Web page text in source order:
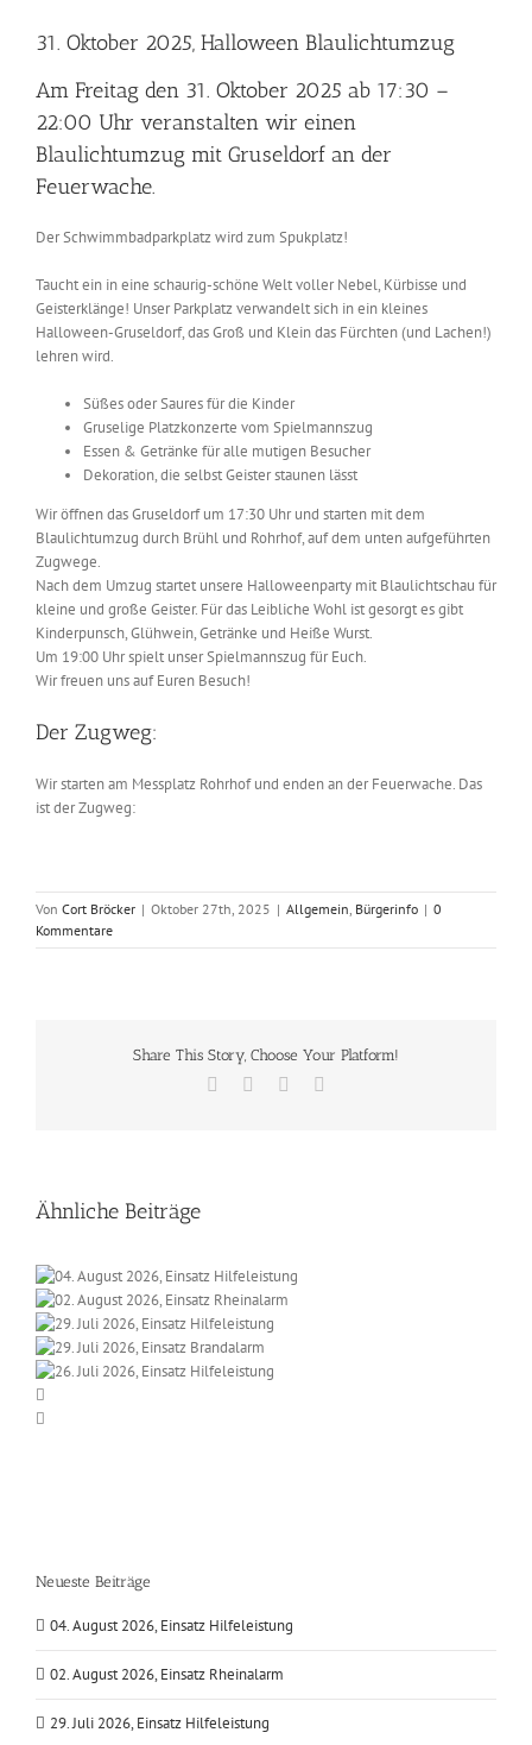
Bild
31. Oktober 2025, Halloween Blaulichtumzug
Am Freitag den 31. Oktober 2025 ab 17:30 –
22:00 Uhr veranstalten wir einen
Blaulichtumzug mit Gruseldorf an der
Feuerwache.
Der Schwimmbadparkplatz wird zum Spukplatz!
Taucht ein in eine schaurig-schöne Welt voller Nebel, Kürbisse und
Geisterklänge! Unser Parkplatz verwandelt sich in ein kleines
Halloween-Gruseldorf, das Groß und Klein das Fürchten (und Lachen!)
lehren wird.
Süßes oder Saures für die Kinder
Gruselige Platzkonzerte vom Spielmannszug
Essen & Getränke für alle mutigen Besucher
Dekoration, die selbst Geister staunen lässt
Wir öffnen das Gruseldorf um 17:30 Uhr und starten mit dem
Blaulichtumzug durch Brühl und Rohrhof, auf dem unten aufgeführten
Zugwege.
Nach dem Umzug startet unsere Halloweenparty mit Blaulichtschau für
kleine und große Geister. Für das Leibliche Wohl ist gesorgt es gibt
Kinderpunsch, Glühwein, Getränke und Heiße Wurst.
Um 19:00 Uhr spielt unser Spielmannszug für Euch.
Wir freuen uns auf Euren Besuch!
Der Zugweg:
Wir starten am Messplatz Rohrhof und enden an der Feuerwache. Das
ist der Zugweg:
Von Cort Bröcker | Oktober 27th, 2025 | Allgemein, Bürgerinfo | 0
Kommentare
Share This Story, Choose Your Platform!
Facebook
Ähnliche Beiträge
Neueste Beiträge
04. August 2026, Einsatz Hilfeleistung
02. August 2026, Einsatz Rheinalarm
29. Juli 2026, Einsatz Hilfeleistung